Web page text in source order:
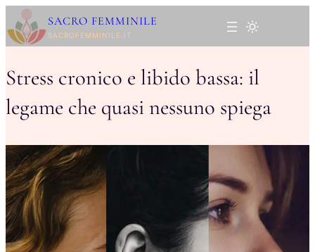
al
contenuto
SACRO FEMMINILE
SACROFEMMINILE.IT
Stress cronico e libido bassa: il
legame che quasi nessuno spiega